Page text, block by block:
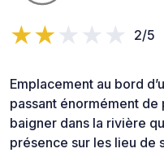
2/5
Emplacement au bord
passant énormément
baigner dans la rivière
présence sur les lieu de